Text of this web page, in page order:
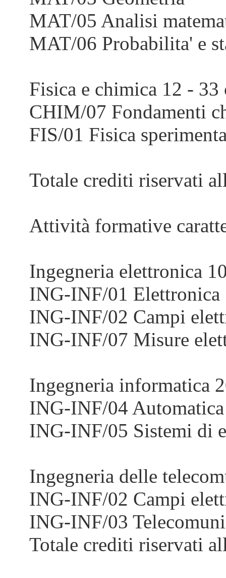
MAT/05 Analisi
MAT/06 Probabilita' e
Fisica e chimica 12 - 33
CHIM/07 Fondamenti
FIS/01 Fisica
Totale crediti riservati
Attività formative
Ingegneria elettronica
ING-INF/01 Elettronica
ING-INF/02 Campi
ING-INF/07 Misure
Ingegneria informatica
ING-INF/04 Automatica
ING-INF/05 Sistemi di
Ingegneria delle
ING-INF/02 Campi
ING-INF/03
Totale crediti riservati